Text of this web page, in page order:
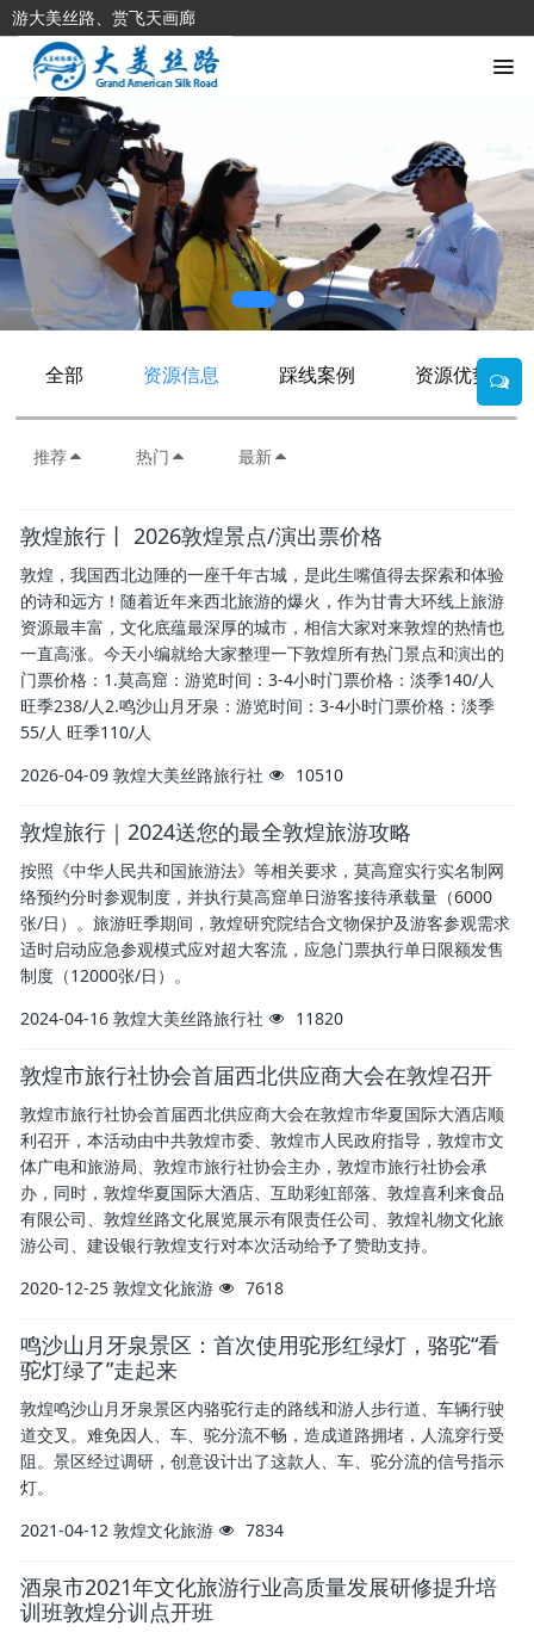
游大美丝路、赏飞天画廊
全部 资源信息 踩线案例 资源优势
推荐 热门 最新
敦煌旅行丨 2026敦煌景点/演出票价格
敦煌，我国西北边陲的一座千年古城，是此生嘴值得去探索和体验
的诗和远方！随着近年来西北旅游的爆火，作为甘青大环线上旅游
资源最丰富，文化底蕴最深厚的城市，相信大家对来敦煌的热情也
一直高涨。今天小编就给大家整理一下敦煌所有热门景点和演出的
门票价格：1.莫高窟：游览时间：3-4小时门票价格：淡季140/人
旺季238/人2.鸣沙山月牙泉：游览时间：3-4小时门票价格：淡季
55/人 旺季110/人
2026-04-09 敦煌大美丝路旅行社 10510
敦煌旅行｜2024送您的最全敦煌旅游攻略
按照《中华人民共和国旅游法》等相关要求，莫高窟实行实名制网
络预约分时参观制度，并执行莫高窟单日游客接待承载量（6000
张/日）。旅游旺季期间，敦煌研究院结合文物保护及游客参观需求
适时启动应急参观模式应对超大客流，应急门票执行单日限额发售
制度（12000张/日）。
2024-04-16 敦煌大美丝路旅行社 11820
敦煌市旅行社协会首届西北供应商大会在敦煌召开
敦煌市旅行社协会首届西北供应商大会在敦煌市华夏国际大酒店顺
利召开，本活动由中共敦煌市委、敦煌市人民政府指导，敦煌市文
体广电和旅游局、敦煌市旅行社协会主办，敦煌市旅行社协会承
办，同时，敦煌华夏国际大酒店、互助彩虹部落、敦煌喜利来食品
有限公司、敦煌丝路文化展览展示有限责任公司、敦煌礼物文化旅
游公司、建设银行敦煌支行对本次活动给予了赞助支持。
2020-12-25 敦煌文化旅游 7618
鸣沙山月牙泉景区：首次使用驼形红绿灯，骆驼“看
驼灯绿了”走起来
敦煌鸣沙山月牙泉景区内骆驼行走的路线和游人步行道、车辆行驶
道交叉。难免因人、车、驼分流不畅，造成道路拥堵，人流穿行受
阻。景区经过调研，创意设计出了这款人、车、驼分流的信号指示
灯。
2021-04-12 敦煌文化旅游 7834
酒泉市2021年文化旅游行业高质量发展研修提升培
训班敦煌分训点开班